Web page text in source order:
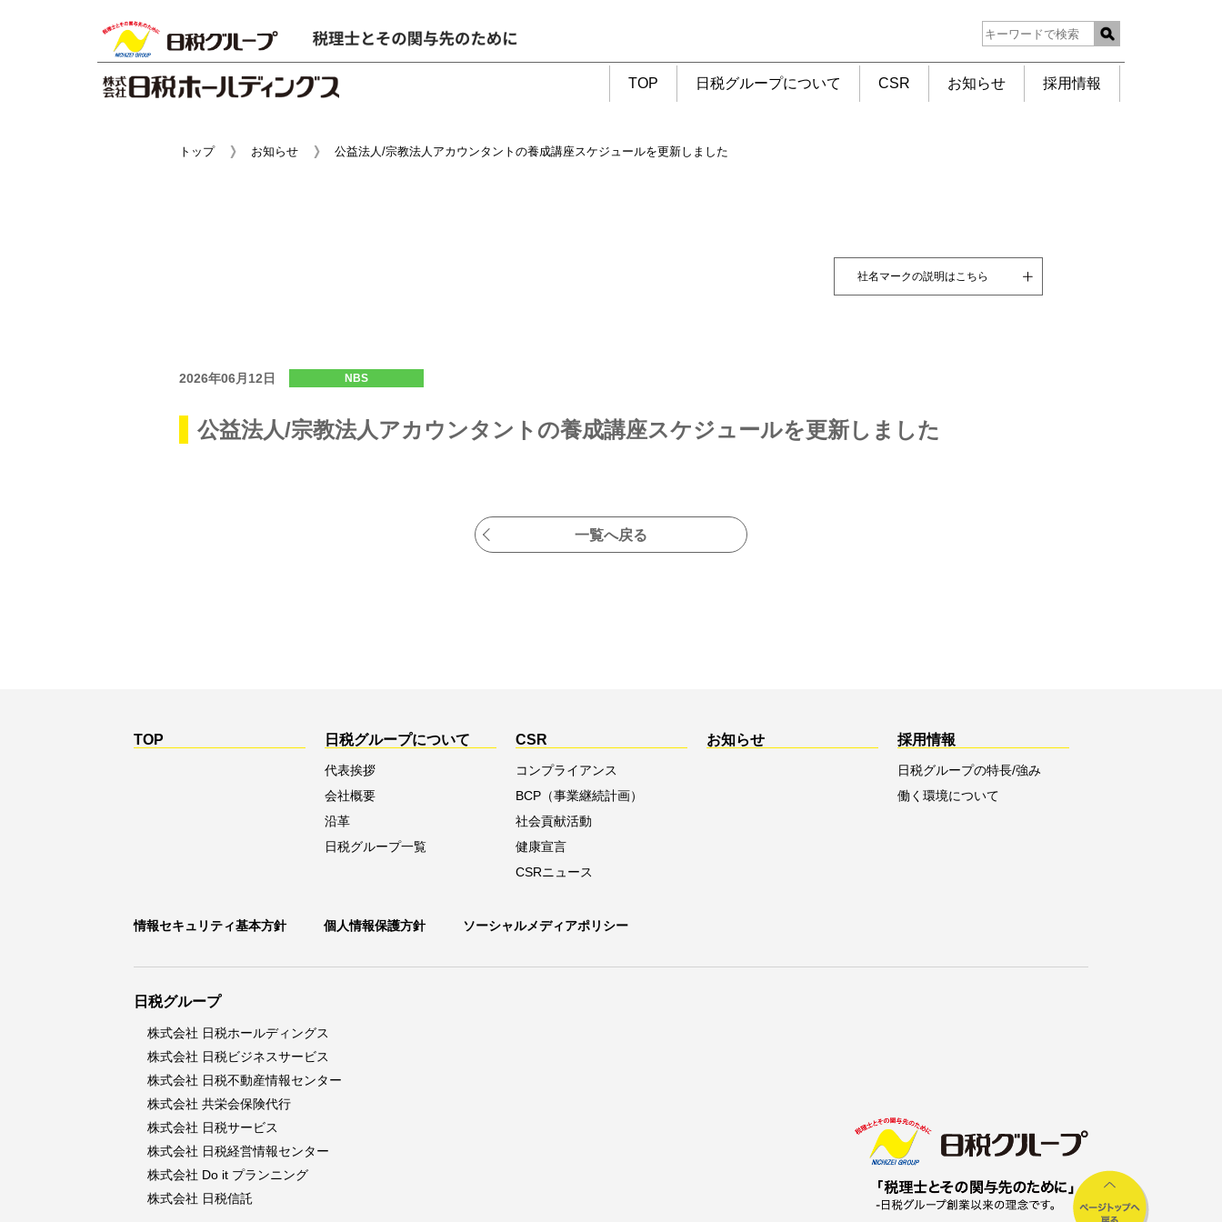
TOP 日税グループについて CSR お知らせ 採用情報
トップ お知らせ 公益法人/宗教法人アカウンタントの養成講座スケジュールを更新しました
社名マークの説明はこちら
2026年06月12日 NBS
公益法人/宗教法人アカウンタントの養成講座スケジュールを更新しました
一覧へ戻る
TOP 日税グループについて
代表挨拶
会社概要
沿革
日税グループ一覧
CSR
コンプライアンス
BCP（事業継続計画）
社会貢献活動
健康宣言
CSRニュース
お知らせ 採用情報
日税グループの特長/強み
働く環境について
情報セキュリティ基本方針 個人情報保護方針 ソーシャルメディアポリシー
日税グループ
株式会社 日税ホールディングス
株式会社 日税ビジネスサービス
株式会社 日税不動産情報センター
株式会社 共栄会保険代行
株式会社 日税サービス
株式会社 日税経営情報センター
株式会社 Do it プランニング
株式会社 日税信託